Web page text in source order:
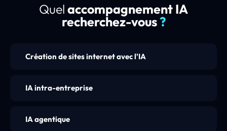
Quelaccompagnement IA
recherchez-vous?
Création de sites internet avec l'IA
IA intra-entreprise
IA agentique